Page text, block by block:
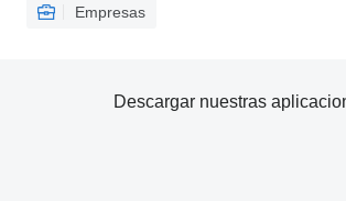
Empresas
Descargar nuestras